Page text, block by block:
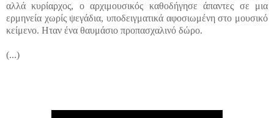
αλλά κυρίαρχος, ο αρχιμουσικός καθοδήγησε άπαντες σε μια
ερμηνεία χωρίς ψεγάδια, υποδειγματικά αφοσιωμένη στο μουσικό
κείμενο. Ηταν ένα θαυμάσιο προπασχαλινό δώρο.
(...)